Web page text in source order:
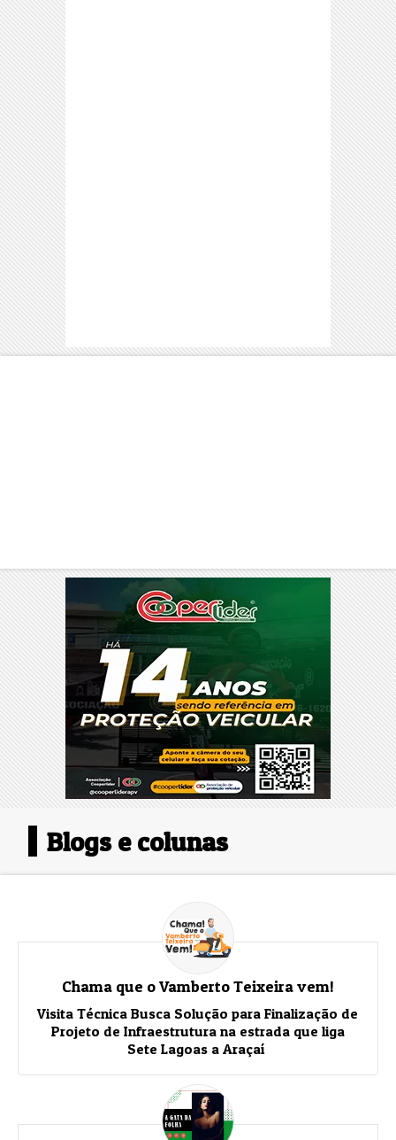
Blogs e colunas
Chama que o Vamberto Teixeira vem!
Visita Técnica Busca Solução para Finalização de
Projeto de Infraestrutura na estrada que liga
Sete Lagoas a Araçaí